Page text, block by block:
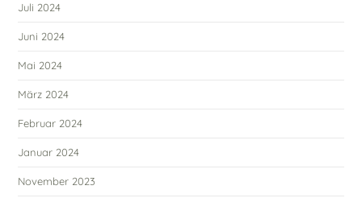
Juli 2024
Juni 2024
Mai 2024
März 2024
Februar 2024
Januar 2024
November 2023